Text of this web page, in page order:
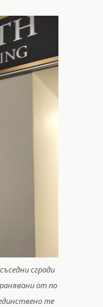
сгради
от по
те